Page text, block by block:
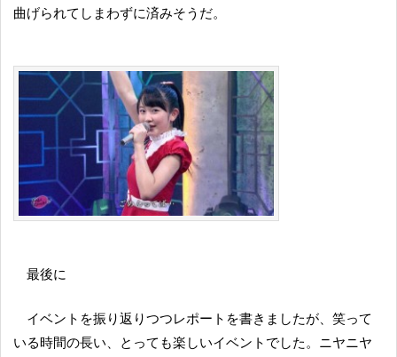
曲げられてしまわずに済みそうだ。
最後に
イベントを振り返りつつレポートを書きましたが、笑って
いる時間の長い、とっても楽しいイベントでした。ニヤニヤ